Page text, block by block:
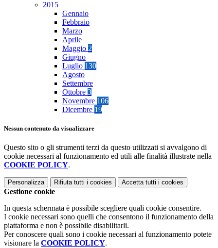
2015
Gennaio
Febbraio
Marzo
Aprile
Maggio 2
Giugno
Luglio 130
Agosto
Settembre
Ottobre 3
Novembre 106
Dicembre 19
Nessun contenuto da visualizzare
Questo sito o gli strumenti terzi da questo utilizzati si avvalgono di
cookie necessari al funzionamento ed utili alle finalità illustrate nella
COOKIE POLICY.
Personalizza Rifiuta tutti i cookies Accetta tutti i cookies
Gestione cookie
In questa schermata è possibile scegliere quali cookie consentire.
I cookie necessari sono quelli che consentono il funzionamento della
piattaforma e non è possibile disabilitarli.
Per conoscere quali sono i cookie necessari al funzionamento potete
visionare la COOKIE POLICY.